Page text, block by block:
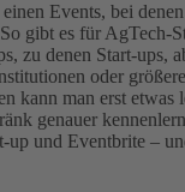
Events, bei
gibt es für AgTech-
zu denen Start-ups,
oder
kann man erst etwas
genauer
up und Eventbrite –